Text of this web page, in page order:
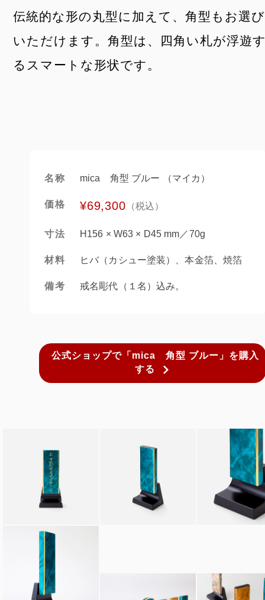
伝統的な形の丸型に加えて、角型もお選び
いただけます。角型は、四角い札が浮遊
るスマートな形状です。
名称 mica 角型 ブルー （マイカ）
価格 ¥69,300 （税込）
寸法 H156 × W63 × D45 mm／70g
材料 ヒバ（カシュー塗装）、本金箔、焼箔
備考 戒名彫代（１名）込み。
公式ショップで「mica 角型 ブルー」を購入
する